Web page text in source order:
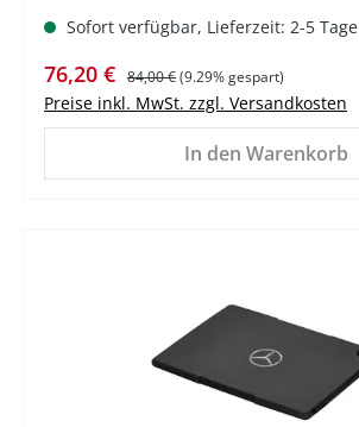
Sofort verfügbar, Lieferzeit: 2-5 Tage
Verkaufspreis:
76,20 € Regulärer Preis:
84,00 €(9.29% gespart)
Preise inkl. MwSt. zzgl. Versandkosten
In den Warenkorb